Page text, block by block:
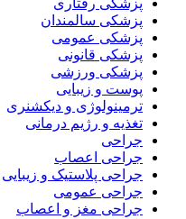
پزشکی سالمندان
پزشکی عمومی
پزشکی قانونی
پزشکی ورزشی
پوست و زیبایی
ترمینولوژی و دیکشنری
تغذیه و رژیم درمانی
جراحی
جراحی اعصاب
جراحی پلاستیک و زیبایی
جراحی عمومی
جراحی مغز و اعصاب